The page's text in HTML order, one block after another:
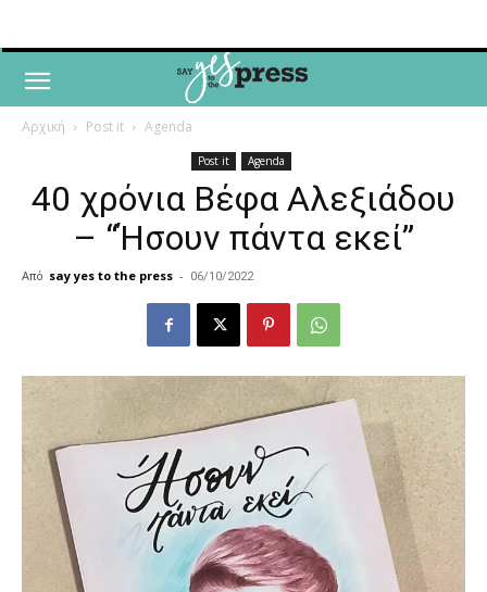
Αρχική Post it Agenda
Post it Agenda
40 χρόνια Βέφα Αλεξιάδου
– “Ήσουν πάντα εκεί”
Από say yes to the press - 06/10/2022